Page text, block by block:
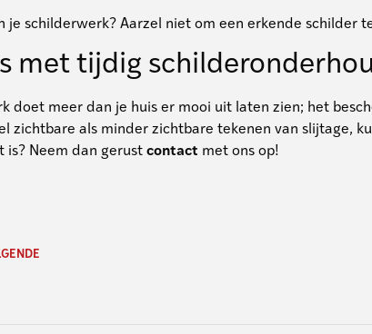
je schilderwerk? Aarzel niet om een erkende schilder
met tijdig
doet meer dan je huis er mooi uit laten zien; het
zichtbare als minder zichtbare tekenen van slijtage,
is? Neem dan gerustcontact met ons op!